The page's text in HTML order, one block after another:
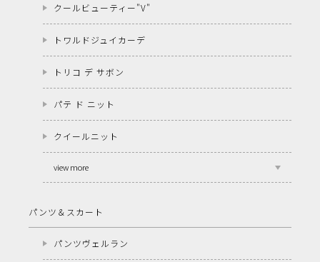
クールビューティー"V"
トワルドジュイカーデ
トリコ デ サボン
パテ ド ニット
クイールニット
view more
パンツ＆スカート
パンツヴェルラン